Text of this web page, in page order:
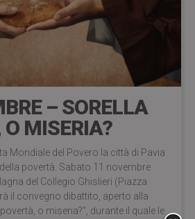
– SORELLA
O MISERIA?
Mondiale del Povero la città di Pavia
povertà. Sabato 11 novembre
del Collegio Ghislieri (Piazza
il convegno dibattito, aperto alla
o miseria?”, durante il quale le